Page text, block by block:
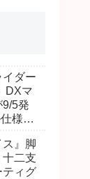
イダー
DXマ
5発
様！
ト、ケ
ックル
ス』脚
二支
ティグ